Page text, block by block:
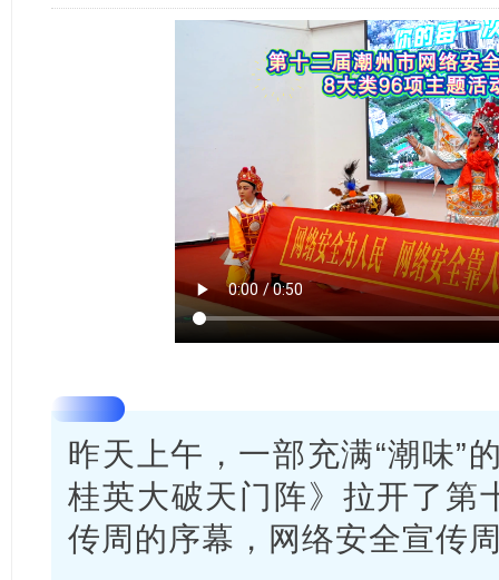
昨天上午，一部充满“潮味”
桂英大破天门阵》拉开了第
传周的序幕，网络安全宣传